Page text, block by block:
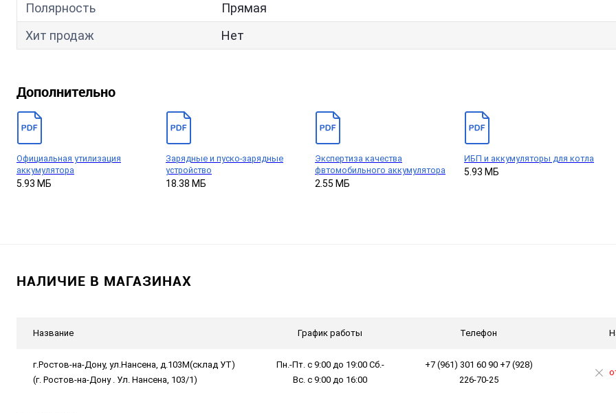
Полярность
Прямая
Хит продаж
Нет
Дополнительно
Официальная утилизация
аккумулятора
5.93 МБ
Зарядные и пуско-зарядные
устройство
18.38 МБ
Экспертиза качества
фвтомобильного аккумулятора
2.55 МБ
ИБП и аккумуляторы для котла
5.93 МБ
НАЛИЧИЕ В МАГАЗИНАХ
Название График работы Телефон
г.Ростов-на-Дону, ул.Нансена, д.103М(склад УТ)
(г. Ростов-на-Дону . Ул. Нансена, 103/1)
Пн.-Пт. с 9:00 до 19:00 Сб.-
Вс. с 9:00 до 16:00
+7 (961) 301 60 90 +7 (928)
226-70-25